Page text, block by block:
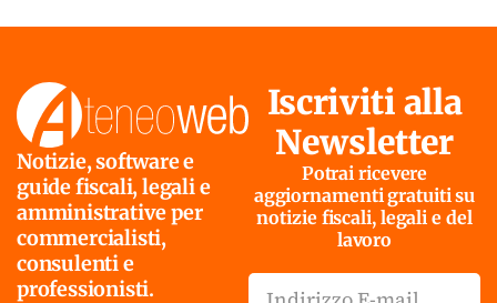
Notizie, software e
guide fiscali, legali e
amministrative per
commercialisti,
consulenti e
professionisti.
Iscriviti alla
Newsletter
Potrai ricevere
aggiornamenti gratuiti su
notizie fiscali, legali e del
lavoro